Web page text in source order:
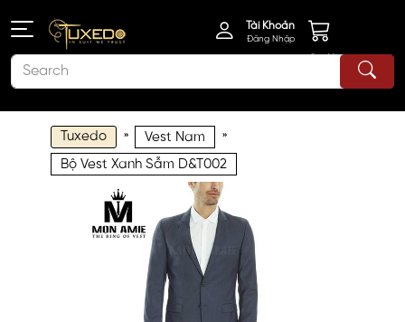
Tài Khoản
Đăng Nhập
Giỏ Hàng
Tuxedo » Vest Nam »
Bộ Vest Xanh Sẫm D&T002